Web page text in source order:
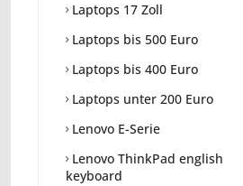
Laptops 17 Zoll
Laptops bis 500 Euro
Laptops bis 400 Euro
Laptops unter 200 Euro
Lenovo E-Serie
Lenovo ThinkPad english
keyboard